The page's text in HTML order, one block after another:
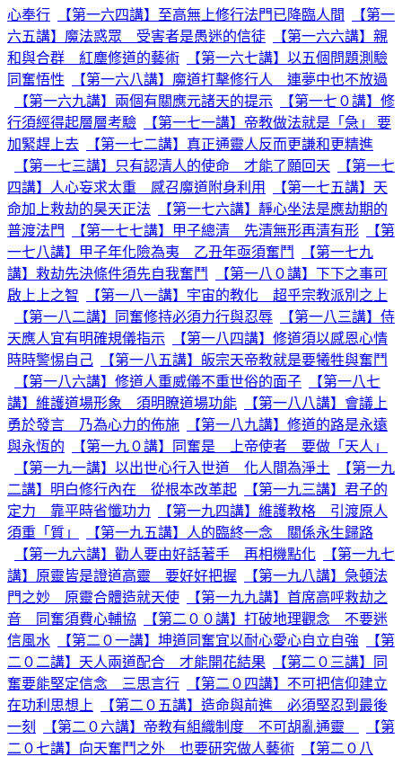
心奉行
【第一六四講】至高無上修行法門已降臨人間
【第一
六五講】魔法惑眾 受害者是愚迷的信徒
【第一六六講】親
和與合群 紅塵修道的藝術
【第一六七講】以五個問題測驗
同奮悟性
【第一六八講】魔道打擊修行人 連夢中也不放過
【第一六九講】兩個有關應元諸天的提示
【第一七０講】修
行須經得起層層考驗
【第一七一講】帝教做法就是「急」 要
加緊趕上去
【第一七二講】真正通靈人反而更謙和更精進
【第一七三講】只有認清人的使命 才能了願回天
【第一七
四講】人心妄求太重 感召魔道附身利用
【第一七五講】天
命加上救劫的昊天正法
【第一七六講】靜心坐法是應劫期的
普渡法門
【第一七七講】甲子總清 先清無形再清有形
【第
一七八講】甲子年化險為夷 乙丑年亟須奮鬥
【第一七九
講】救劫先決條件須先自我奮鬥
【第一八０講】下下之事可
啟上上之智
【第一八一講】宇宙的教化 超乎宗教派別之上
【第一八二講】同奮修持必須力行與忍辱
【第一八三講】侍
天應人宜有明確規儀指示
【第一八四講】修道須以感恩心情
時時警惕自己
【第一八五講】皈宗天帝教就是要犧牲與奮鬥
【第一八六講】修道人重威儀不重世俗的面子
【第一八七
講】維護道場形象 須明瞭道場功能
【第一八八講】會議上
勇於發言 乃為心力的佈施
【第一八九講】修道的路是永遠
與永恆的
【第一九０講】同奮是 上帝使者 要做「天人」
【第一九一講】以出世心行入世道 化人間為淨土
【第一九
二講】明白修行內在 從根本改革起
【第一九三講】君子的
定力 靠平時省懺功力
【第一九四講】維護教格 引渡原人
須重「質」
【第一九五講】人的臨終一念 關係永生歸路
【第一九六講】勸人要由好話著手 再相機點化
【第一九七
講】原靈皆是證道高靈 要好好把握
【第一九八講】急頓法
門之妙 原靈合體造就天使
【第一九九講】首席高呼救劫之
音 同奮須費心輔協
【第二００講】打破地理觀念 不要迷
信風水
【第二０一講】坤道同奮宜以耐心愛心自立自強
【第
二０二講】天人兩道配合 才能開花結果
【第二０三講】同
奮要能堅定信念 三思言行
【第二０四講】不可把信仰建立
在功利思想上
【第二０五講】造命與前進 必須堅忍到最後
一刻
【第二０六講】帝教有組織制度 不可胡亂通靈
【第
二０七講】向天奮鬥之外 也要研究做人藝術
【第二０八